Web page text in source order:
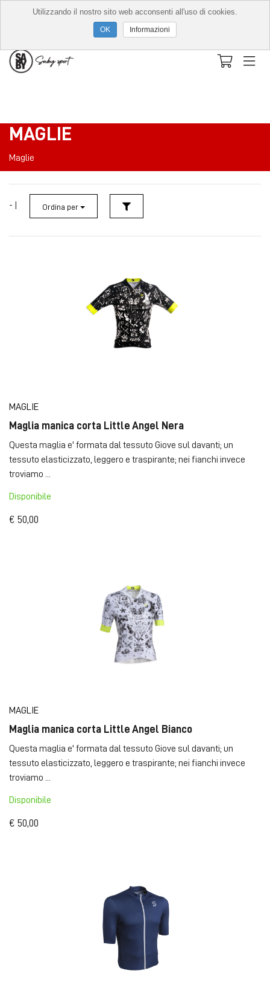
MAGLIE
Maglie
- | Ordina per
MAGLIE
Maglia manica corta Little Angel Nera
Questa maglia e' formata dal tessuto Giove sul davanti; un
tessuto elasticizzato, leggero e traspirante; nei fianchi invece
troviamo ...
Disponibile
€ 50,00
MAGLIE
Maglia manica corta Little Angel Bianco
Questa maglia e' formata dal tessuto Giove sul davanti; un
tessuto elasticizzato, leggero e traspirante; nei fianchi invece
troviamo ...
Disponibile
€ 50,00
Utilizzando il nostro sito web acconsenti all'uso di cookies.
Informazioni